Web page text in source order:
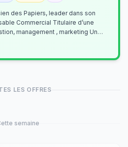
des Papiers, leader dans son
management , marketing Un
LES OFFRES
semaine